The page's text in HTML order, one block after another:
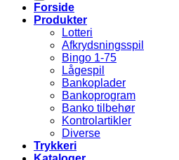
Forside
Produkter
Lotteri
Afkrydsningsspil
Bingo 1-75
Lågespil
Bankoplader
Bankoprogram
Banko tilbehør
Kontrolartikler
Diverse
Trykkeri